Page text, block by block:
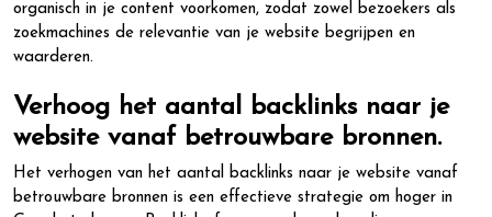
organisch in je content voorkomen, zodat zowel bezoekers als
zoekmachines de relevantie van je website begrijpen en
waarderen.
Verhoog het aantal backlinks naar je
website vanaf betrouwbare bronnen.
Het verhogen van het aantal backlinks naar je website vanaf
betrouwbare bronnen is een effectieve strategie om hoger in